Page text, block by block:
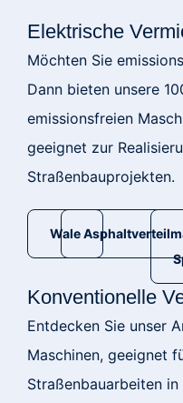
Elektrische
Möchten Sie
Dann bieten unsere
emissionsfreien
geeignet zur
Straßenbauprojekten.
Wale
Konventionelle
Entdecken Sie unser
Maschinen, geeignet
Straßenbauarbeiten